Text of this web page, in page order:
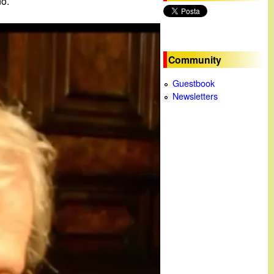
c
Community
Guestbook
Newsletters